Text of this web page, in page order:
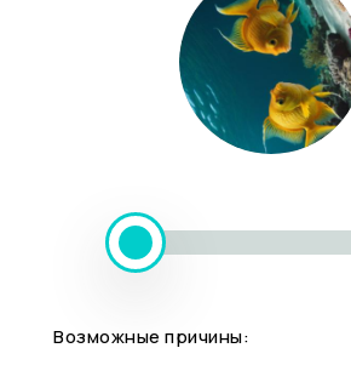
Возможные причины: